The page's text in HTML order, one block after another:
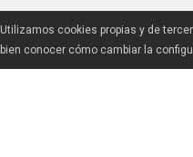
Utilizamos cookies propias y de
bien conocer cómo cambiar la